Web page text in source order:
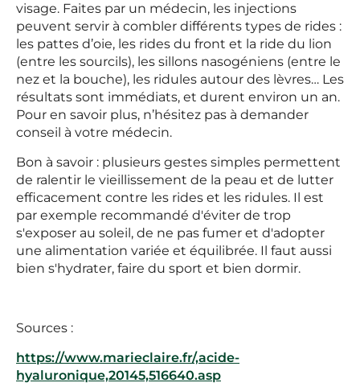
visage. Faites par un médecin, les injections
peuvent servir à combler différents types de rides :
les pattes d’oie, les rides du front et la ride du lion
(entre les sourcils), les sillons nasogéniens (entre le
nez et la bouche), les ridules autour des lèvres… Les
résultats sont immédiats, et durent environ un an.
Pour en savoir plus, n’hésitez pas à demander
conseil à votre médecin.
Bon à savoir : plusieurs gestes simples permettent
de ralentir le vieillissement de la peau et de lutter
efficacement contre les rides et les ridules. Il est
par exemple recommandé d'éviter de trop
s'exposer au soleil, de ne pas fumer et d'adopter
une alimentation variée et équilibrée. Il faut aussi
bien s'hydrater, faire du sport et bien dormir.
Sources :
https://www.marieclaire.fr/,acide-
hyaluronique,20145,516640.asp